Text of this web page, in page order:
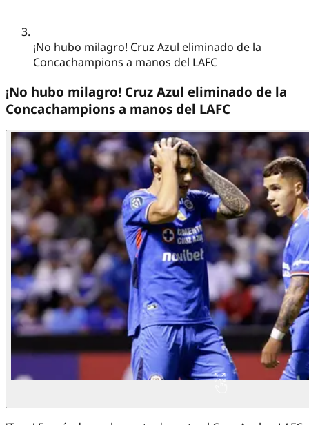
¡No hubo milagro! Cruz Azul eliminado de la
Concachampions a manos del LAFC
¡No hubo milagro! Cruz Azul eliminado de la
Concachampions a manos del LAFC